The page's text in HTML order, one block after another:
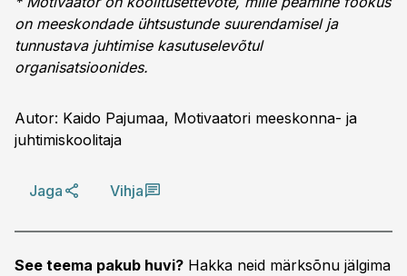
on meeskondade ühtsustunde suurendamisel ja
tunnustava juhtimise kasutuselevõtul
organisatsioonides.
Autor: Kaido Pajumaa, Motivaatori meeskonna- ja
juhtimiskoolitaja
Jaga Vihja
See teema pakub huvi? Hakka neid märksõnu jälgima